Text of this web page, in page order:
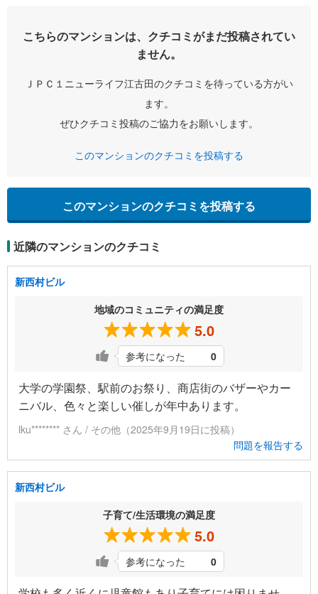
こちらのマンションは、クチコミがまだ投稿されてい
ません。
ＪＰＣ１ニューライフ江古田のクチコミを待っている方がい
ます。
ぜひクチコミ投稿のご協力をお願いします。
このマンションのクチコミを投稿する
このマンションのクチコミを投稿する
近隣のマンションのクチコミ
新西村ビル
地域のコミュニティの満足度
5.0
参考になった 0
大学の学園祭、駅前のお祭り、商店街のバザーやカー
ニバル、色々と楽しい催しが年中あります。
lku******** さん / その他（2025年9月19日に投稿）
問題を報告する
新西村ビル
子育て/生活環境の満足度
5.0
参考になった 0